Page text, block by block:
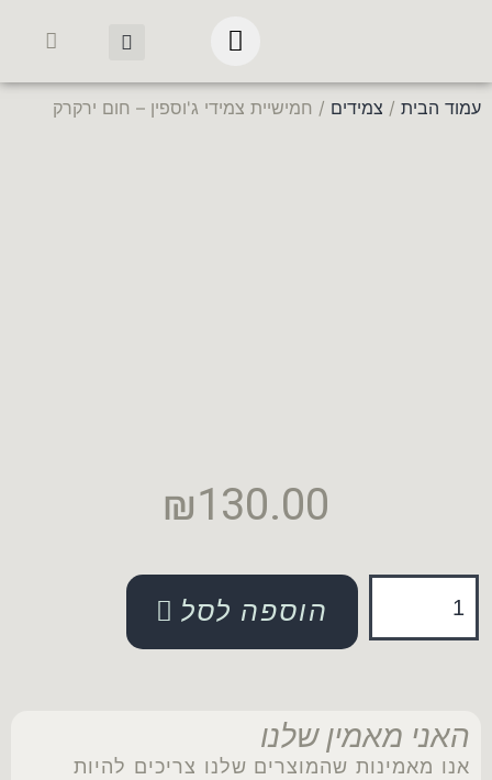
עמוד הבית / צמידים / חמישיית צמידי ג'וספין – חום ירקרק
₪130.00
הוספה לסל
האני מאמין שלנו
אנו מאמינות שהמוצרים שלנו צריכים להיות